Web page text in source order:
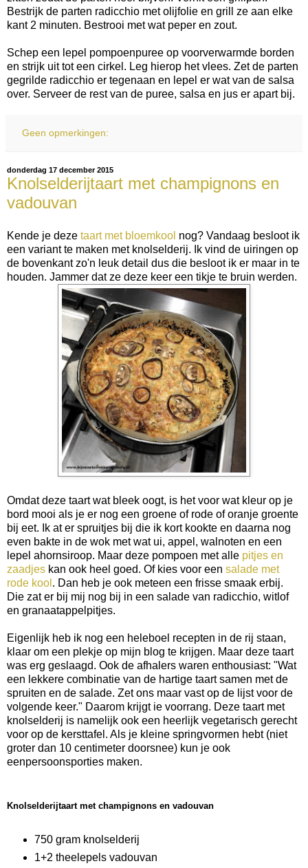
Bestrijk de parten radicchio met olijfolie en grill ze aan elke
kant 2 minuten. Bestrooi met wat peper en zout.
Schep een lepel pompoenpuree op voorverwarmde borden
en strijk uit tot een cirkel. Leg hierop het vlees. Zet de parten
gegrilde radicchio er tegenaan en lepel er wat van de salsa
over. Serveer de rest van de puree, salsa en jus er apart bij.
Geen opmerkingen:
donderdag 17 december 2015
Knolselderijtaart met champignons en
vadouvan
Kende je deze taart met bloemkool nog? Vandaag besloot ik
een variant te maken met knolselderij. Ik vind de uiringen op
de bovenkant zo'n leuk detail dus die besloot ik er maar in te
houden. Jammer dat ze deze keer een tikje te bruin werden.
Omdat deze taart wat bleek oogt, is het voor wat kleur op je
bord mooi als je er nog een groene of rode of oranje groente
bij eet. Ik at er spruitjes bij die ik kort kookte en daarna nog
even bakte in de wok met wat ui, appel, walnoten en een
lepel ahornsiroop. Maar deze pompoen met alle pitjes en
zaadjes kan ook heel goed. Of kies voor een salade met
rode kool . Dan heb je ook meteen een frisse smaak erbij.
Die zat er bij mij nog bij in een salade van radicchio, witlof
en granaatappelpitjes.
Eigenlijk heb ik nog een heleboel recepten in de rij staan,
klaar om een plekje op mijn blog te krijgen. Maar deze taart
was erg geslaagd. Ook de afhalers waren enthousiast: "Wat
een lekkere combinatie van de hartige taart samen met de
spruiten en de salade. Zet ons maar vast op de lijst voor de
volgende keer." Daarom krijgt ie voorrang. Deze taart met
knolselderij is namelijk ook een heerlijk vegetarisch gerecht
voor op de kersttafel. Als je kleine springvormen hebt (niet
groter dan 10 centimeter doorsnee) kun je ook
eenpersoonsporties maken.
Knolselderijtaart met champignons en vadouvan
750 gram knolselderij
1+2 theelepels vadouvan